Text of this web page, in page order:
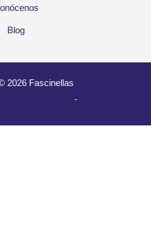
Blog
2026 Fascinellas
-